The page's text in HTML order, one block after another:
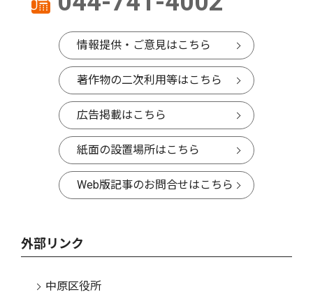
情報提供・ご意見はこちら
著作物の二次利用等はこちら
広告掲載はこちら
紙面の設置場所はこちら
Web版記事のお問合せはこちら
外部リンク
中原区役所